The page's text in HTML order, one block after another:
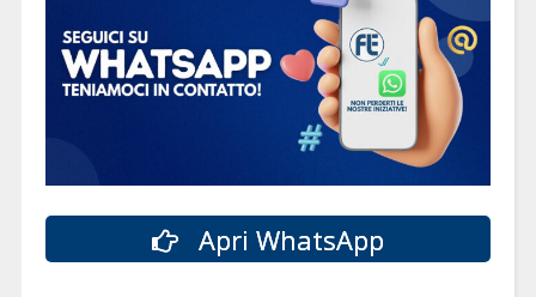
Apri WhatsApp